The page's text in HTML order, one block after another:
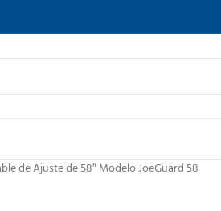
de Ajuste de 58″ Modelo JoeGuard 58